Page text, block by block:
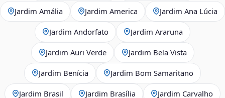
Jardim Amália Jardim America Jardim Ana Lúcia
Jardim Andorfato Jardim Araruna
Jardim Auri Verde Jardim Bela Vista
Jardim Benícia Jardim Bom Samaritano
Jardim Brasil Jardim Brasília Jardim Carvalho